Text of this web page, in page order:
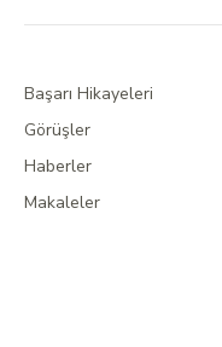
Başarı Hikayeleri
Görüşler
Haberler
Makaleler